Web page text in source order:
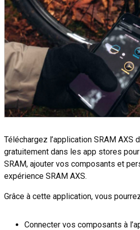
Téléchargez l’application SRAM AXS
gratuitement dans les app stores
SRAM, ajouter vos composants et
expérience SRAM AXS.
Grâce à cette application, vous
Connecter vos composants à